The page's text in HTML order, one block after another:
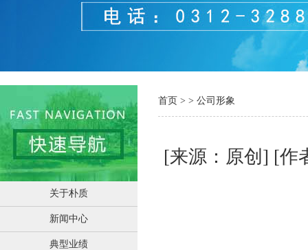
关于朴质
新闻中心
典型业绩
首页 > > 公司形象
[来源：原创] [作